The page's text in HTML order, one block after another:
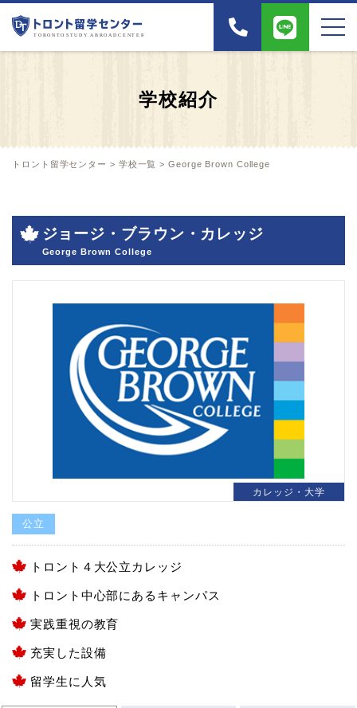
学校紹介
トロント留学センター > 学校一覧 >George Brown College
ジョージ・ブラウン・カレッジ
George Brown College
カレッジ・大学
公立
トロント４大公立カレッジ
トロント中心部にあるキャンパス
実践重視の教育
充実した設備
留学生に人気